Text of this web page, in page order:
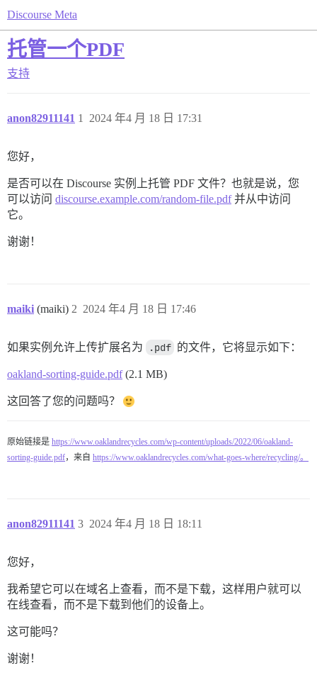
Discourse Meta
托管一个PDF
支持
anon82911141 2024 年4 月 18 日 17:31
1
您好，
是否可以在 Discourse 实例上托管 PDF 文件？也就是说，您
可以访问 discourse.example.com/random-file.pdf并从中访问
它。
谢谢！
maiki (maiki) 2024 年4 月 18 日 17:46
2
如果实例允许上传扩展名为 .pdf 的文件，它将显示如下：
oakland-sorting-guide.pdf(2.1 MB)
这回答了您的问题吗？
原始链接是 https://www.oaklandrecycles.com/wp-content/uploads/2022/06/oakland-
sorting-guide.pdf，来自 https://www.oaklandrecycles.com/what-goes-where/recycling/。
anon82911141 2024 年4 月 18 日 18:11
3
您好，
我希望它可以在域名上查看，而不是下载，这样用户就可以
在线查看，而不是下载到他们的设备上。
这可能吗？
谢谢！